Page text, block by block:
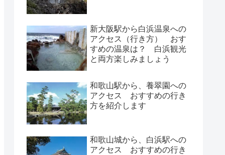
新大阪駅から白浜温泉への
アクセス（行き方） おす
すめの温泉は？ 白浜観光
と両方楽しみましょう
和歌山駅から、養翠園への
アクセス おすすめの行き
方を紹介します
和歌山城から、白浜駅への
アクセス おすすめの行き